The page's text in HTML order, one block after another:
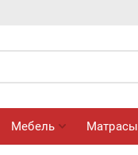
Мебель Матрасы